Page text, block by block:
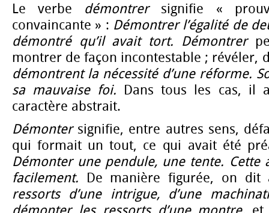
Le verbe démontrer signifie «
convaincante » : Démontrer l’égalité de
démontré qu’il avait tort. Démontrer
montrer de façon incontestable ; révéler,
démontrent la nécessité d’une réforme.
sa mauvaise foi. Dans tous les cas, il
caractère abstrait.
Démonter signifie, entre autres sens,
qui formait un tout, ce qui avait été
Démonter une pendule, une tente. Cette
facilement. De manière figurée, on
ressorts d’une intrigue, d’une